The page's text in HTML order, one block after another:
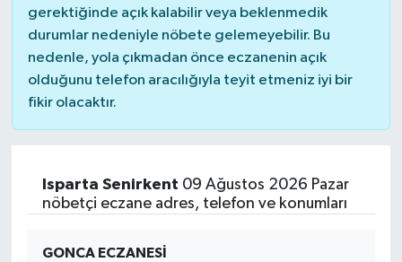
gerektiğinde açık kalabilir veya beklenmedik
durumlar nedeniyle nöbete gelemeyebilir. Bu
nedenle, yola çıkmadan önce eczanenin açık
olduğunu telefon aracılığıyla teyit etmeniz iyi bir
fikir olacaktır.
Isparta Senirkent 09 Ağustos 2026 Pazar
nöbetçi eczane adres, telefon ve konumları
GONCA ECZANESİ